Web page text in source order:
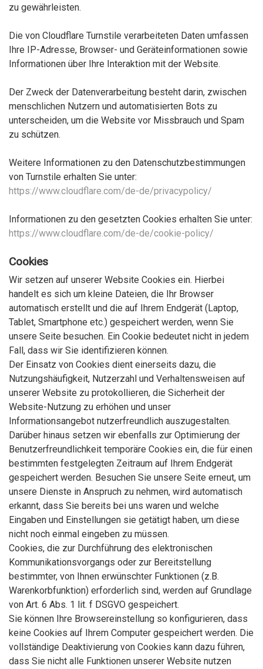
zu gewährleisten.
Die von Cloudflare Turnstile verarbeiteten Daten umfassen
Ihre IP-Adresse, Browser- und Geräteinformationen sowie
Informationen über Ihre Interaktion mit der Website.
Der Zweck der Datenverarbeitung besteht darin, zwischen
menschlichen Nutzern und automatisierten Bots zu
unterscheiden, um die Website vor Missbrauch und Spam
zu schützen.
Weitere Informationen zu den Datenschutzbestimmungen
von Turnstile erhalten Sie unter:
https://www.cloudflare.com/de-de/privacypolicy/
Informationen zu den gesetzten Cookies erhalten Sie unter:
https://www.cloudflare.com/de-de/cookie-policy/
Cookies
Wir setzen auf unserer Website Cookies ein. Hierbei
handelt es sich um kleine Dateien, die Ihr Browser
automatisch erstellt und die auf Ihrem Endgerät (Laptop,
Tablet, Smartphone etc.) gespeichert werden, wenn Sie
unsere Seite besuchen. Ein Cookie bedeutet nicht in jedem
Fall, dass wir Sie identifizieren können.
Der Einsatz von Cookies dient einerseits dazu, die
Nutzungshäufigkeit, Nutzerzahl und Verhaltensweisen auf
unserer Website zu protokollieren, die Sicherheit der
Website-Nutzung zu erhöhen und unser
Informationsangebot nutzerfreundlich auszugestalten.
Darüber hinaus setzen wir ebenfalls zur Optimierung der
Benutzerfreundlichkeit temporäre Cookies ein, die für einen
bestimmten festgelegten Zeitraum auf Ihrem Endgerät
gespeichert werden. Besuchen Sie unsere Seite erneut, um
unsere Dienste in Anspruch zu nehmen, wird automatisch
erkannt, dass Sie bereits bei uns waren und welche
Eingaben und Einstellungen sie getätigt haben, um diese
nicht noch einmal eingeben zu müssen.
Cookies, die zur Durchführung des elektronischen
Kommunikationsvorgangs oder zur Bereitstellung
bestimmter, von Ihnen erwünschter Funktionen (z.B.
Warenkorbfunktion) erforderlich sind, werden auf Grundlage
von Art. 6 Abs. 1 lit. f DSGVO gespeichert.
Sie können Ihre Browsereinstellung so konfigurieren, dass
keine Cookies auf Ihrem Computer gespeichert werden. Die
vollständige Deaktivierung von Cookies kann dazu führen,
dass Sie nicht alle Funktionen unserer Website nutzen